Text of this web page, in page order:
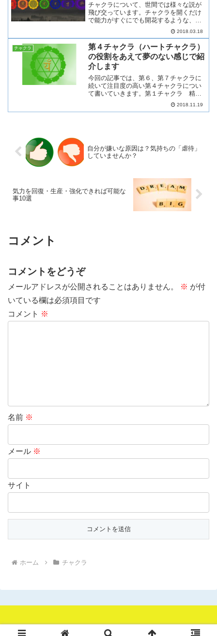
チャクラについて、世間では様々な説が
飛び交っています。チャクラを開くだけ
で能力がすぐにでも開花するような、例
えば『チャクラの蓋を開けた途端に特別
な能力が身につく』『第６チャクラの蓋
が開くとこれまで目でみえなかった霊的
な物が見えるようになる』...
2018.03.18
チャクラ
第４チャクラ（ハートチャクラ）
の役割をあえて夢のない感じで紹
介します
今回の記事では、第６、第７チャクラに
続いて注目度の高い第４チャクラについ
て書いていきます。第１チャクラ 精を
収集する第２チャクラ 氣力を作る第３
チャクラ 氣力の使い方の基本が出来る
2018.11.19
自分が嫌いな原因は？気持ちの「虐待」
していませんか？
気力を回復・生産・強化できれば可能な
事10選
コメント
コメントをどうぞ
メールアドレスが公開されることはありません。 ※ が付
いている欄は必須項目です
コメント ※
名前 ※
メール ※
サイト
ホーム チャクラ
© 2018 元氣楽塾・メンタルまっちょ養成所.